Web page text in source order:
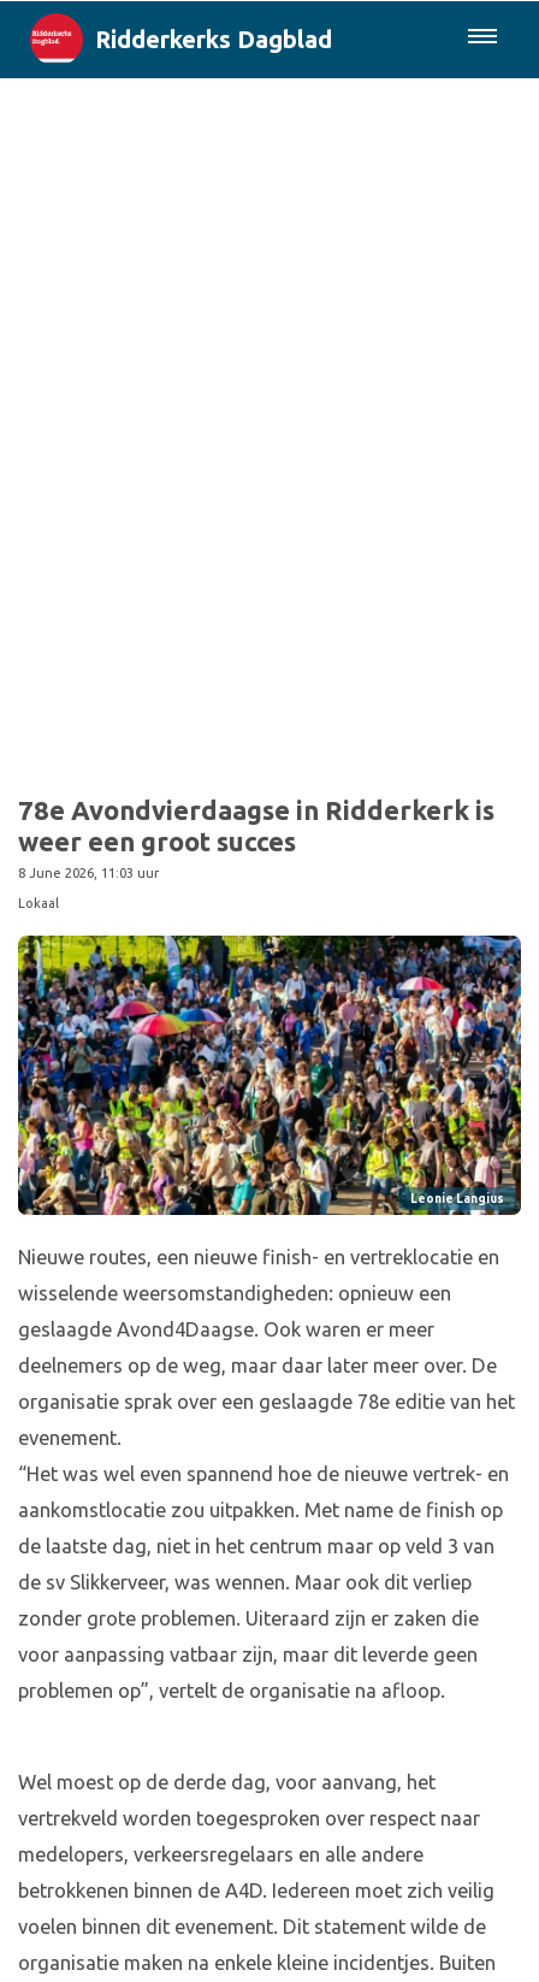
Ridderkerks Dagblad
78e Avondvierdaagse in Ridderkerk is
weer een groot succes
8 June 2026, 11:03 uur
Lokaal
Leonie Langius
Nieuwe routes, een nieuwe finish- en vertreklocatie en
wisselende weersomstandigheden: opnieuw een
geslaagde Avond4Daagse. Ook waren er meer
deelnemers op de weg, maar daar later meer over. De
organisatie sprak over een geslaagde 78e editie van het
evenement.
“Het was wel even spannend hoe de nieuwe vertrek- en
aankomstlocatie zou uitpakken. Met name de finish op
de laatste dag, niet in het centrum maar op veld 3 van
de sv Slikkerveer, was wennen. Maar ook dit verliep
zonder grote problemen. Uiteraard zijn er zaken die
voor aanpassing vatbaar zijn, maar dit leverde geen
problemen op”, vertelt de organisatie na afloop.
Wel moest op de derde dag, voor aanvang, het
vertrekveld worden toegesproken over respect naar
medelopers, verkeersregelaars en alle andere
betrokkenen binnen de A4D. Iedereen moet zich veilig
voelen binnen dit evenement. Dit statement wilde de
organisatie maken na enkele kleine incidentjes. Buiten